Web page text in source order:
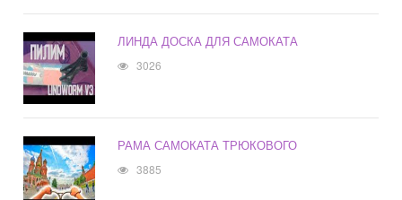
ЛИНДА ДОСКА ДЛЯ САМОКАТА
3026
РАМА САМОКАТА ТРЮКОВОГО
3885